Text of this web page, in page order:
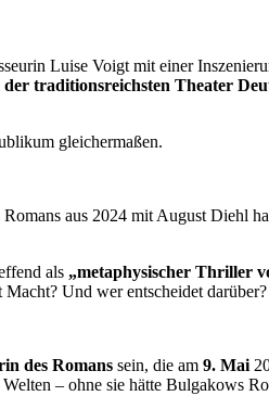
Luise Voigt mit einer
traditionsreichsten Theater
gleichermaßen.
aus 2024 mit August Diehl
als „metaphysischer Thriller
Und wer entscheidet darüber?
des Romans sein, die am 9. Mai
– ohne sie hätte Bulgakows